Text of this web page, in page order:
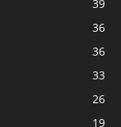
39
36
36
33
26
19